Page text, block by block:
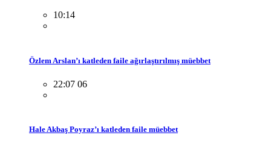
10:14
Özlem Arslan’ı katleden faile ağırlaştırılmış müebbet
22:07 06
Hale Akbaş Poyraz’ı katleden faile müebbet